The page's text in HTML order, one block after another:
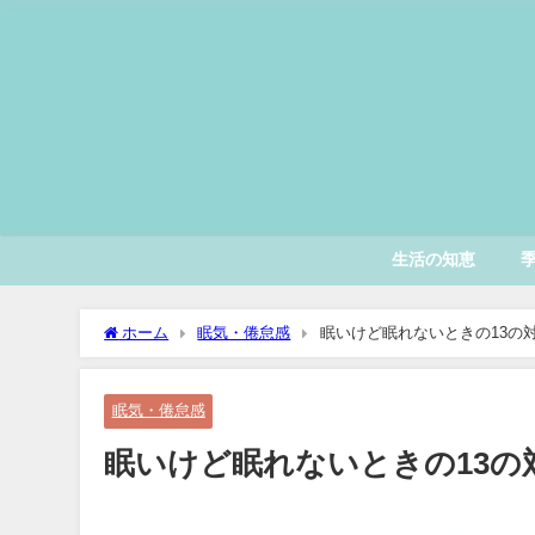
生活の知恵
ホーム 眠気・倦怠感 眠いけど眠れないときの13の
眠気・倦怠感
眠いけど眠れないときの13の